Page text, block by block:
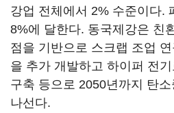
강업 전체에서 2% 수준이다.
8%에 달한다. 동국제강은 친
점을 기반으로 스크랩 조업
을 추가 개발하고 하이퍼 전
구축 등으로 2050년까지 탄소
나선다.